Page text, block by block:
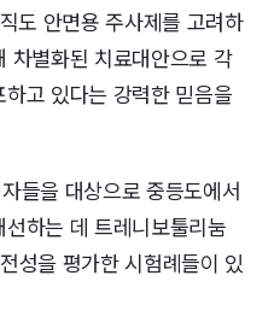
도 안면용 주사제를 고려하
차별화된 치료대안으로 각
고 있다는 강력한 믿음을
들을 대상으로 중등도에서
하는 데 트레니보툴리눔
성을 평가한 시험례들이 있